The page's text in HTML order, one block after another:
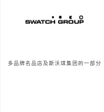
多品牌名品店及斯沃琪集团的一部分